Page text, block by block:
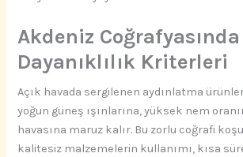
Akdeniz Coğrafyasında
Dayanıklılık Kriterleri
Açık havada sergilenen aydınlatma
yoğun güneş ışınlarına, yüksek nem
havasına maruz kalır. Bu zorlu coğrafi
kalitesiz malzemelerin kullanımı, kısa